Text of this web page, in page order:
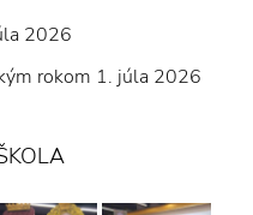
2026
rokom 1. júla 2026